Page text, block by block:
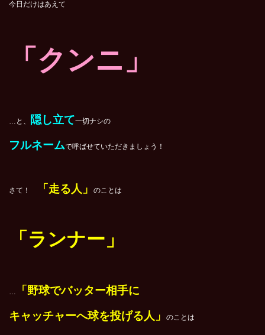
今日だけはあえて
「クンニ」
…と、 隠し立て一切ナシの
フルネームで呼ばせていただきましょう！
さて！ 「走る人」 のことは
「ランナー」
… 「野球でバッター相手に
キャッチャーへ球を投げる人」 のことは